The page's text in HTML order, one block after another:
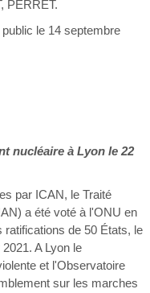
PERRET.
le 14 septembre
nucléaire à Lyon le 22
par ICAN, le Traité
a été voté à l'ONU en
de 50 États, le
A Lyon le
et l'Observatoire
sur les marches